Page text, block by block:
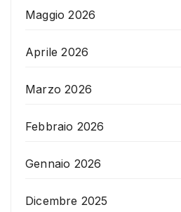
Maggio 2026
Aprile 2026
Marzo 2026
Febbraio 2026
Gennaio 2026
Dicembre 2025